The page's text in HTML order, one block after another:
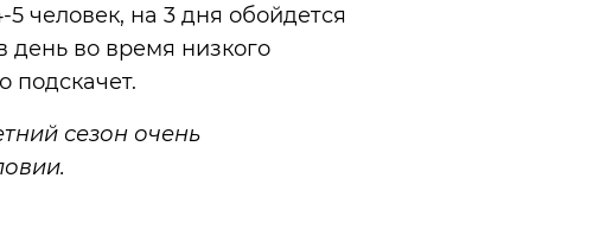
человек, на 3 дня обойдется
день во время низкого
подскачет.
сезон очень